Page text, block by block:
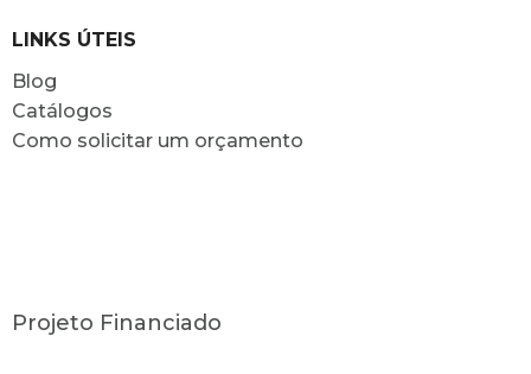
LINKS ÚTEIS
Blog
Catálogos
Como solicitar um orçamento
Projeto Financiado